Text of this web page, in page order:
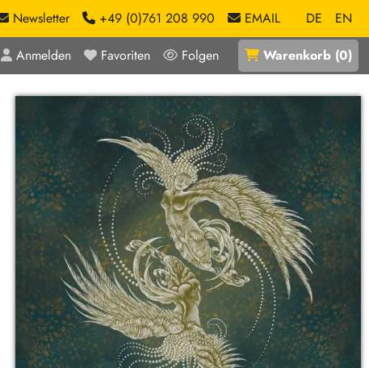
Newsletter +49 (0)761 208 990 EMAIL DE
EN
Anmelden Favoriten Folgen Warenkorb (0)